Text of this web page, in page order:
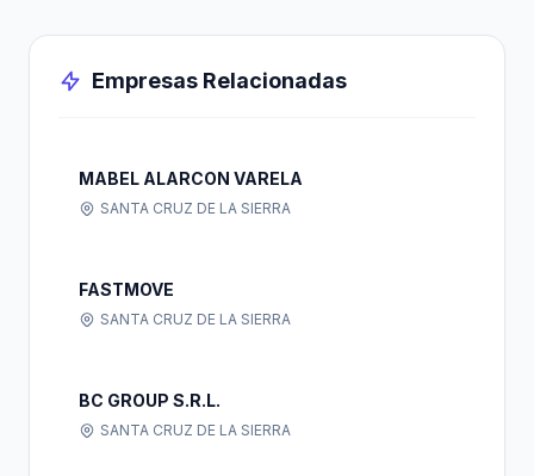
Empresas Relacionadas
MABEL ALARCON VARELA
SANTA CRUZ DE LA SIERRA
FASTMOVE
SANTA CRUZ DE LA SIERRA
BC GROUP S.R.L.
SANTA CRUZ DE LA SIERRA